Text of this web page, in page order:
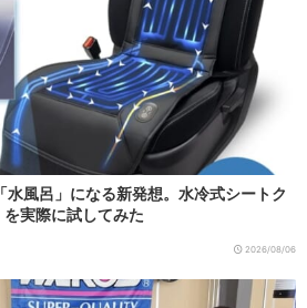
風呂」になる新発想。水冷式シートク
実際に試してみた
2026/08/06